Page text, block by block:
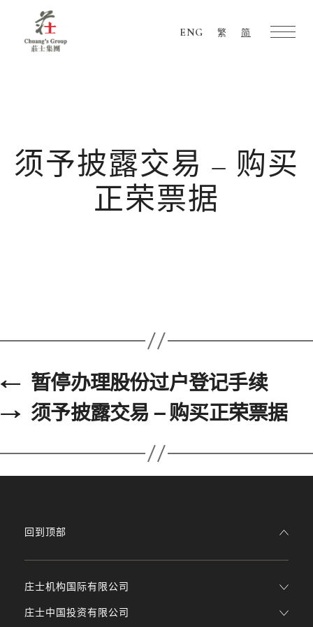
ENG 繁 简
须予披露交易 – 购买
正荣票据
← 暂停办理股份过户登记手续
→ 须予披露交易 – 购买正荣票据
庄士机构国际有限公司
庄士中国投资有限公司
回到顶部